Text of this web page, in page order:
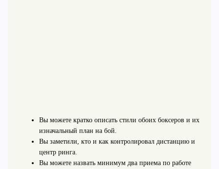
Вы можете кратко описать стили обоих боксеров и их
изначальный план на бой.
Вы заметили, кто и как контролировал дистанцию и
центр ринга.
Вы можете назвать минимум два приема по работе